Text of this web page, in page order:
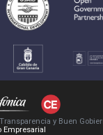
y Buen
Empresarial